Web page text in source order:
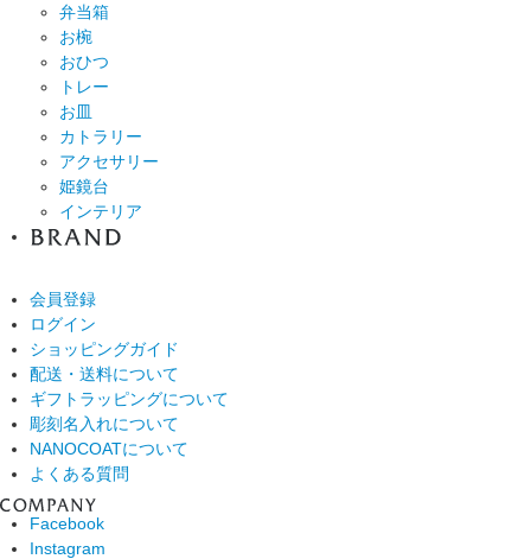
弁当箱
お椀
おひつ
トレー
お皿
カトラリー
アクセサリー
姫鏡台
インテリア
会員登録
ログイン
ショッピングガイド
配送・送料について
ギフトラッピングについて
彫刻名入れについて
NANOCOATについて
よくある質問
Facebook
Instagram